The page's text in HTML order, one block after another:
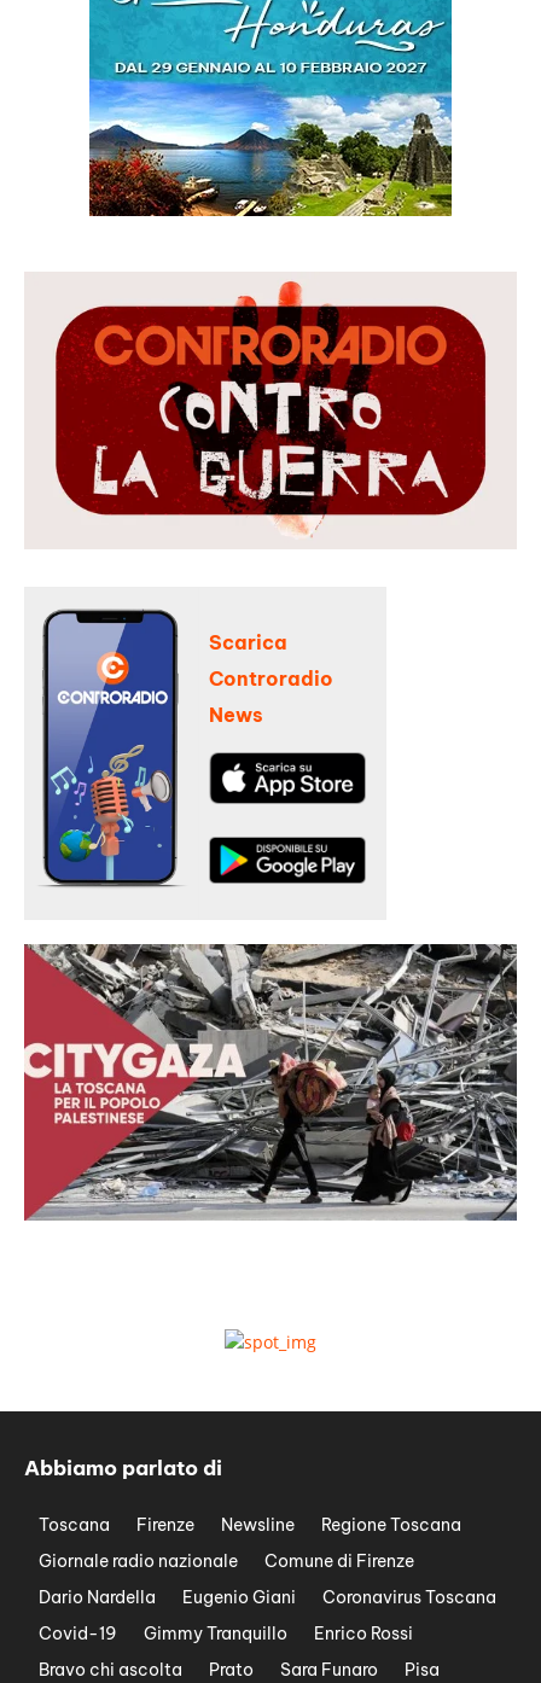
Scarica
Controradio
News
Abbiamo parlato di
Toscana Firenze Newsline
Regione Toscana
Giornale radio nazionale
Comune di Firenze
Dario Nardella
Eugenio Giani
Coronavirus Toscana
Covid-19
Gimmy Tranquillo
Enrico Rossi
Bravo chi ascolta
Prato Sara Funaro
Pisa